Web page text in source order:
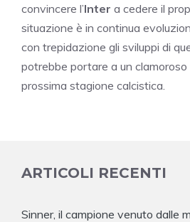
convincere l’Inter a cedere il
situazione è in continua
con trepidazione gli sviluppi di
potrebbe portare a un
prossima stagione calcistica.
ARTICOLI RECENTI
Sinner, il campione venuto dalle